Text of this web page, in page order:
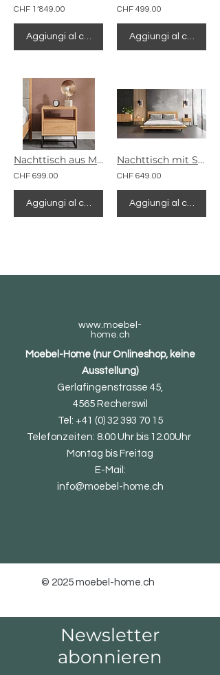
CHF 1’849.00
Aggiungi al carrello
CHF 499.00
Aggiungi al carrello
Nachttisch aus Massivholz Moon
CHF 699.00
Aggiungi al carrello
Nachttisch mit Schublade Loom
CHF 649.00
Aggiungi al carrello
www.moebel-
home.ch
Moebel-Home (nur Onlineshop, keine
Ausstellung)
Gerlafingenstrasse 45,
4565 Recherswil
Tel: +41 (0) 32 393 70 15
Telefonzeiten: 8.00 Uhr bis 12.00Uhr
Montag bis Freitag
E-Mail:
info@moebel-home.ch
© 2025 moebel-home.ch
Newsletter
abonnieren